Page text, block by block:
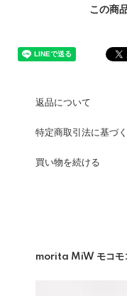
この商
返品について
特定商取引法に基づ
買い物を続ける
morita MiW モコモ